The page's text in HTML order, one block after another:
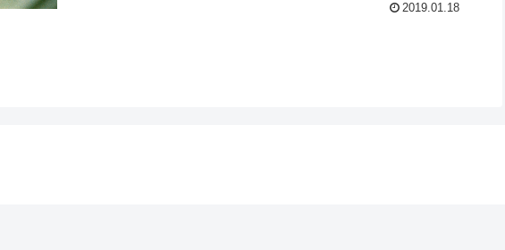
2019.01.18